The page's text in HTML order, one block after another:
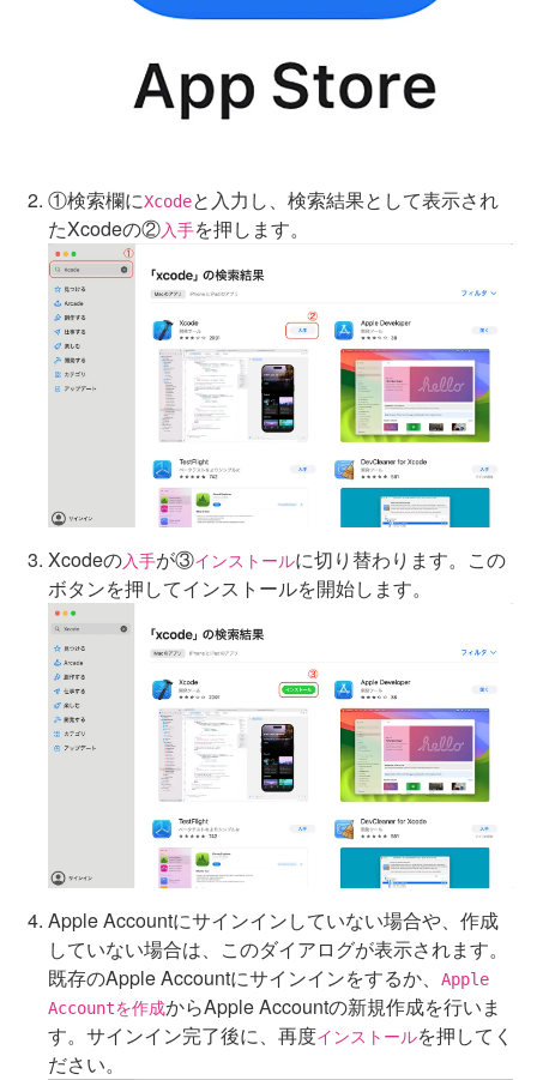
①検索欄にXcodeと入力し、検索結果として表示され
たXcodeの②入手を押します。
Xcodeの入手が③インストールに切り替わります。この
ボタンを押してインストールを開始します。
Apple Accountにサインインしていない場合や、作成
していない場合は、このダイアログが表示されます。
既存のApple Accountにサインインをするか、
Apple
Accountを作成からApple Accountの新規作成を行いま
す。サインイン完了後に、再度インストールを押してく
ださい。